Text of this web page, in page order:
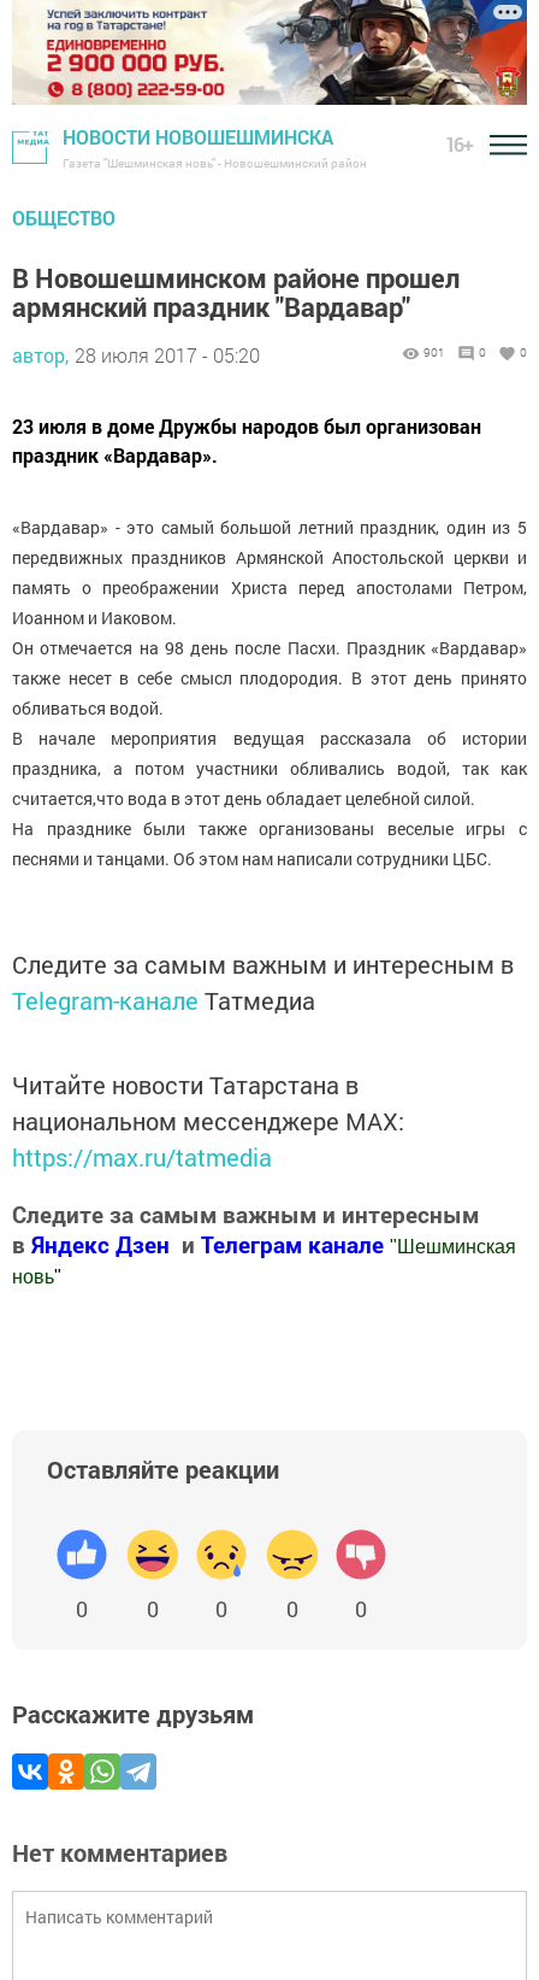
НОВОСТИ НОВОШЕШМИНСКА
Газета "Шешминская новь" - Новошешминский район
16+
ОБЩЕСТВО
В Новошешминском районе прошел
армянский праздник "Вардавар"
автор, 28 июля 2017 - 05:20 901 0 0
23 июля в доме Дружбы народов был организован
праздник «Вардавар».
«Вардавар» - это самый большой летний праздник, один из 5
передвижных праздников Армянской Апостольской церкви и
память о преображении Христа перед апостолами Петром,
Иоанном и Иаковом.
Он отмечается на 98 день после Пасхи. Праздник «Вардавар»
также несет в себе смысл плодородия. В этот день принято
обливаться водой.
В начале мероприятия ведущая рассказала об истории
праздника, а потом участники обливались водой, так как
считается,что вода в этот день обладает целебной силой.
На празднике были также организованы веселые игры с
песнями и танцами. Об этом нам написали сотрудники ЦБС.
Следите за самым важным и интересным в
Telegram-канале Татмедиа
Читайте новости Татарстана в
национальном мессенджере MАХ:
https://max.ru/tatmedia
Следите за самым важным и интересным
в Яндекс Дзен и Телеграм канале " Шешминская
новь"
Оставляйте реакции
0 0 0 0 0
Расскажите друзьям
Нет комментариев